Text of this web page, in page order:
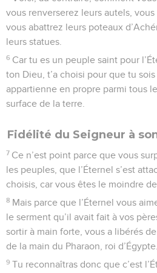
vous renverserez leurs autels, vous
vous abattrez leurs poteaux
leurs statues.
6 Car tu es un peuple saint pour
ton Dieu, t’a choisi pour que tu
appartienne en propre parmi tous
surface de la terre.
Fidélité du Seigneur à
7 Ce n’est point parce que vous
les peuples, que l’Éternel s’est
choisis, car vous êtes le moindre
8 Mais parce que l’Éternel vous
le serment qu’il avait fait à vos
sortir à main forte, vous a libérés
de la main du Pharaon, roi d’Égypte.
9 Tu reconnaîtras donc que c’est